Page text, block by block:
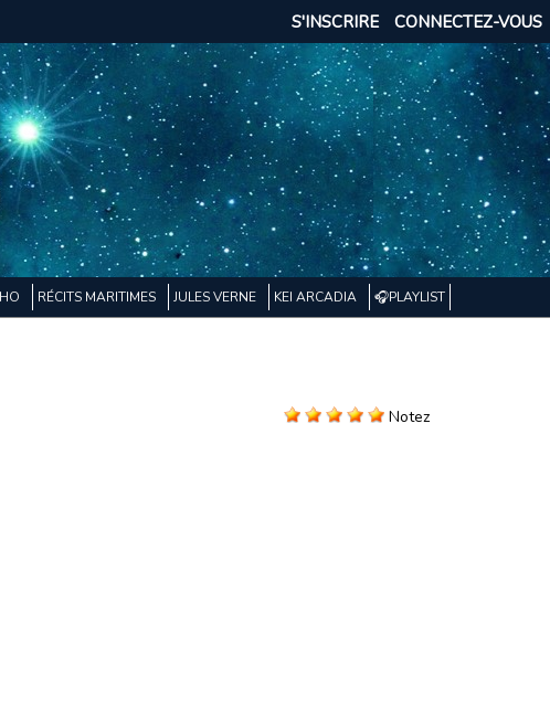
CONNECTEZ-VOUS
S'INSCRIRE
RÉCITS MARITIMES JULES VERNE KEI ARCADIA 🎧PLAYLIST
Notez